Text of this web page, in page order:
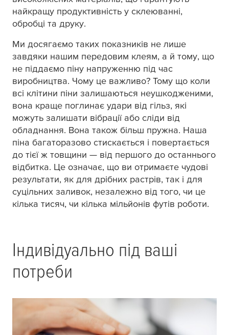
найкращу продуктивність у склеюванні,
обробці та друку.
Ми досягаємо таких показників не лише
завдяки нашим передовим клеям, а й тому, що
не піддаємо піну напруженню під час
виробництва. Чому це важливо? Тому що коли
всі клітини піни залишаються неушкодженими,
вона краще поглинає удари від гільз, які
можуть залишати вібрації або сліди від
обладнання. Вона також більш пружна. Наша
піна багаторазово стискається і повертається
до тієї ж товщини — від першого до останнього
відбитка. Це означає, що ви отримаєте чудові
результати, як для дрібних растрів, так і для
суцільних заливок, незалежно від того, чи це
кілька тисяч, чи кілька мільйонів футів роботи.
Індивідуально під ваші
потреби